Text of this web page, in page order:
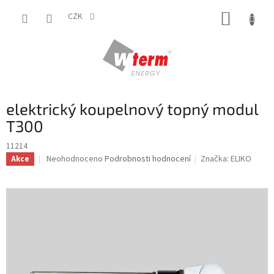
CZK
elektrický koupelnový topný modul
T300
11214
Akce
Průměrné
Neohodnoceno Podrobnosti hodnocení Značka:ELIKO